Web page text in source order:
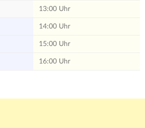
13:00 Uhr
14:00 Uhr
15:00 Uhr
16:00 Uhr